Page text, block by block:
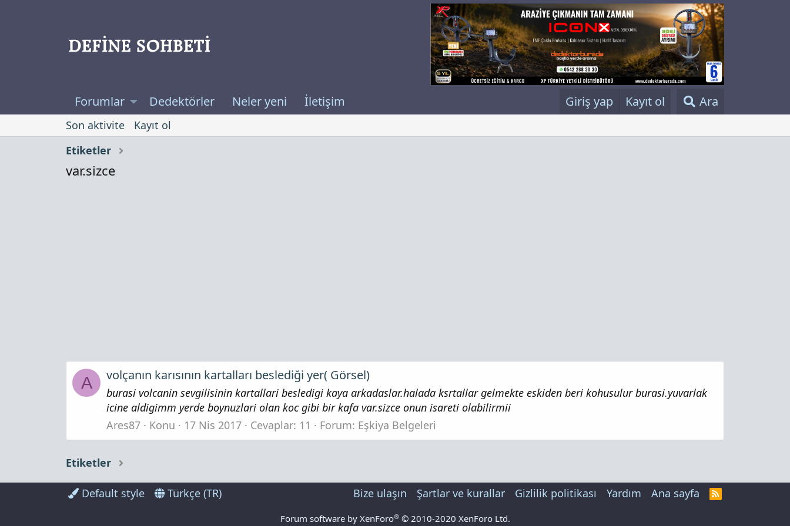
Forumlar Dedektörler Neler yeni İletişim Giriş yap Kayıt ol Ara
Son aktivite
Kayıt ol
Etiketler
var.sizce
A volçanın karısının kartalları beslediği yer( Görsel)
burasi volcanin sevgilisinin kartallari besledigi kaya arkadaslar.halada ksrtallar gelmekte eskiden beri kohusulur burasi.yuvarlak
icine aldigimm yerde boynuzlari olan koc gibi bir kafa var.sizce onun isareti olabilirmii
Ares87
Konu 17 Nis 2017 Cevaplar: 11 Forum: Eşkiya Belgeleri
Etiketler
Default style Türkçe (TR) Bize ulaşın Şartlar ve kurallar Gizlilik politikası Yardım Ana sayfa
Forum software by XenForo® © 2010-2020 XenForo Ltd.